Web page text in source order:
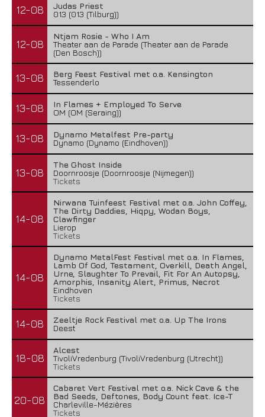
12-08
Judas Priest
013 (013 (Tilburg))
12-08
Ntjam Rosie - Who I Am
Theater aan de Parade (Theater aan de Parade
(Den Bosch))
13-08
Berg Feest Festival met o.a. Kensington
Tessenderlo
13-08
In Flames + Employed To Serve
OM (OM (Seraing))
13-08
Dynamo Metalfest Pre-party
Dynamo (Dynamo (Eindhoven))
13-08
The Ghost Inside
Doornroosje (Doornroosje (Nijmegen))
Tickets
14-08
Nirwana Tuinfeest Festival met o.a. John Coffey,
The Dirty Daddies, Hiqpy, Wodan Boys,
Clawfinger
Lierop
Tickets
14-08
Dynamo MetalFest Festival met o.a. In Flames,
Lamb Of God, Testament, Overkill, Death Angel,
Urne, Slaughter To Prevail, Fit For An Autopsy,
Amorphis, Insanity Alert, Primus, Necrot
Eindhoven
Tickets
14-08
Zeeltje Rock Festival met o.a. Up The Irons
Deest
18-08
Alcest
TivoliVredenburg (TivoliVredenburg (Utrecht))
Tickets
20-08
Cabaret Vert Festival met o.a. Nick Cave & the
Bad Seeds, Deftones, Body Count feat. Ice-T
Charleville-Mézières
Tickets